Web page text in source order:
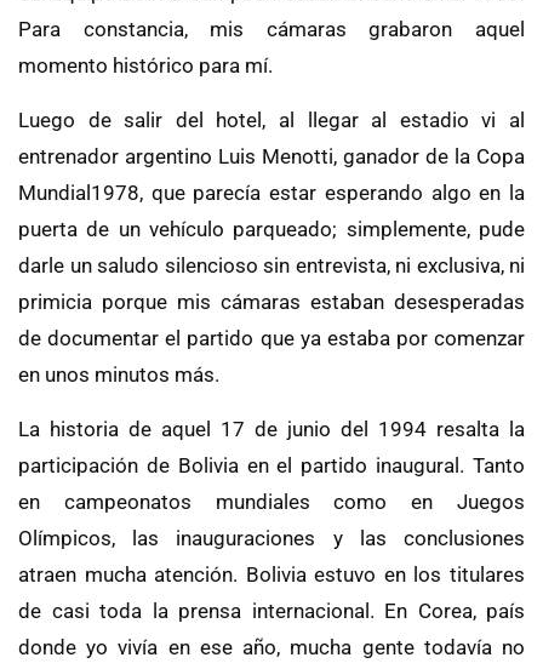
Para constancia, mis cámaras grabaron aquel
momento histórico para mí.
Luego de salir del hotel, al llegar al estadio vi al
entrenador argentino Luis Menotti, ganador de la Copa
Mundial1978, que parecía estar esperando algo en la
puerta de un vehículo parqueado; simplemente, pude
darle un saludo silencioso sin entrevista, ni exclusiva, ni
primicia porque mis cámaras estaban desesperadas
de documentar el partido que ya estaba por comenzar
en unos minutos más.
La historia de aquel 17 de junio del 1994 resalta la
participación de Bolivia en el partido inaugural. Tanto
en campeonatos mundiales como en Juegos
Olímpicos, las inauguraciones y las conclusiones
atraen mucha atención. Bolivia estuvo en los titulares
de casi toda la prensa internacional. En Corea, país
donde yo vivía en ese año, mucha gente todavía no